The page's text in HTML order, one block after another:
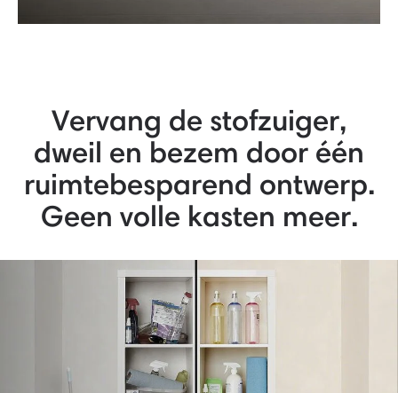
Vervang de stofzuiger,
dweil en bezem door één
ruimtebesparend ontwerp.
Geen volle kasten meer.